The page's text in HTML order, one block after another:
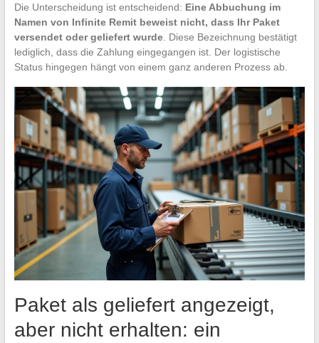
Die Unterscheidung ist entscheidend: Eine Abbuchung im
Namen von Infinite Remit beweist nicht, dass Ihr Paket
versendet oder geliefert wurde. Diese Bezeichnung bestätigt
lediglich, dass die Zahlung eingegangen ist. Der logistische
Status hingegen hängt von einem ganz anderen Prozess ab.
Paket als geliefert angezeigt,
aber nicht erhalten: ein